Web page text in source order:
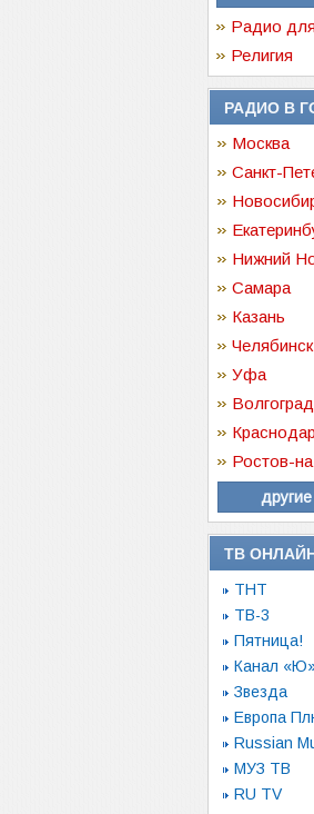
Радио
Религия
РАДИО В
Москва
Санкт-
Нижний
Самара
Казань
Челябинск
Уфа
Волгоград
Краснодар
Ростов-
ТВ
ТНТ
ТВ-3
Пятница!
Канал
Звезда
Европа
Russian
МУЗ ТВ
RU TV